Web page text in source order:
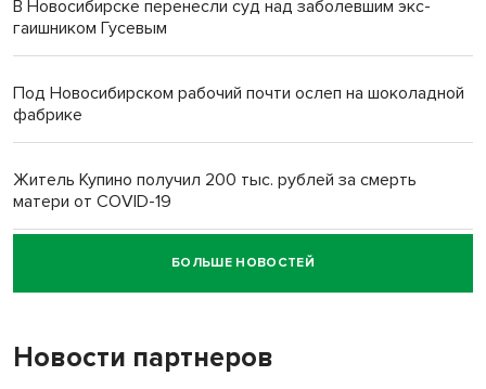
В Новосибирске перенесли суд над заболевшим экс-
гаишником Гусевым
Под Новосибирском рабочий почти ослеп на шоколадной
фабрике
Житель Купино получил 200 тыс. рублей за смерть
матери от COVID-19
Новосибирский суд наказал водителя за смерть
пенсионерки на вокзале
«Мы живём на пастбище!»: в новосибирском селе лошади
терроризируют жителей
БОЛЬШЕ НОВОСТЕЙ
Новости партнеров